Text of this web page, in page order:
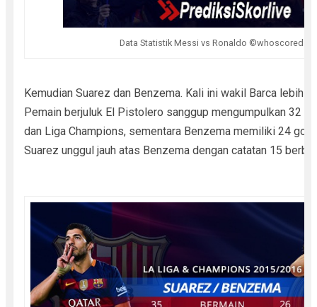
Data Statistik Messi vs Ronaldo
Kemudian Suarez dan Benzema. Kali ini wakil Barca lebih
Pemain berjuluk El Pistolero sanggup mengumpulkan 32
dan Liga Champions, sementara Benzema memiliki 24
Suarez unggul jauh atas Benzema dengan catatan 15